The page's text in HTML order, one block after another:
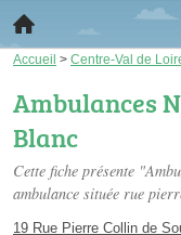
Accueil > Centre-Val de
Ambulances
Blanc
Cette fiche présente
ambulance située rue
19 Rue Pierre Collin de